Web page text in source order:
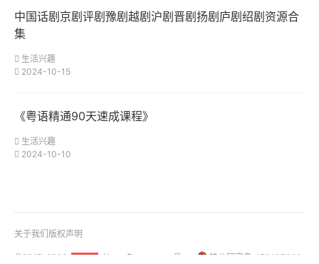
中国话剧京剧评剧豫剧越剧沪剧晋剧扬剧庐剧绍剧资源合
集
生活兴趣
2024-10-15
《粤语精通90天速成课程》
生活兴趣
2024-10-10
关于我们 版权声明
@2017-2026 桂ICP备18001158号-1 桂公网安备 450107020